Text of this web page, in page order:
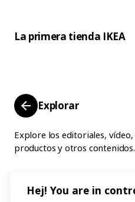
La primera tienda IKEA
Explorar
Explore los editoriales,
productos y otros contenidos.
Hej! You are in